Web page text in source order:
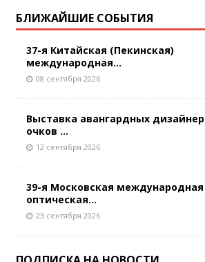
БЛИЖАЙШИЕ СОБЫТИЯ
37-я Китайская (Пекинская)
международная...
08 сентября 2026
Выставка авангардных
очков ...
12 сентября 2026
39-я Московская международная
оптическая...
23 сентября 2026